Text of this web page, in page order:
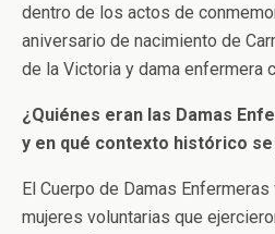
dentro de los actos de
aniversario de nacimiento de
de la Victoria y dama enfermera
¿Quiénes eran las Damas
y en qué contexto histórico
El Cuerpo de Damas
mujeres voluntarias que